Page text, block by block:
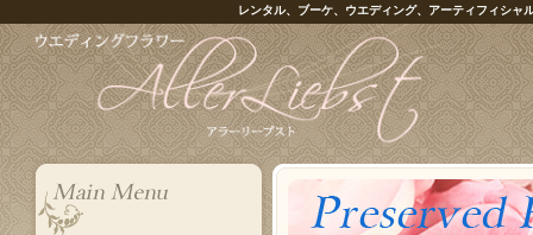
レンタル、ブーケ、ウエディング、アーティフィシャ